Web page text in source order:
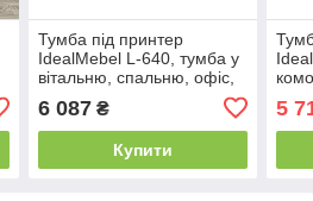
Тумба під принтер
IdealMebel L-640, тумба у
вітальню, спальню, офіс,
тумба
6 087₴
Купити
5